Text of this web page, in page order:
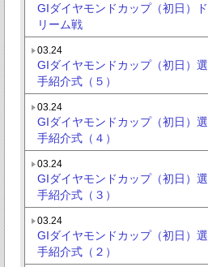
GIダイヤモンドカップ（初日）ド
リーム戦
03.24
GIダイヤモンドカップ（初日）選
手紹介式（５）
03.24
GIダイヤモンドカップ（初日）選
手紹介式（４）
03.24
GIダイヤモンドカップ（初日）選
手紹介式（３）
03.24
GIダイヤモンドカップ（初日）選
手紹介式（２）